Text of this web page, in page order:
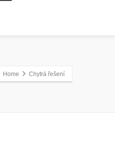
Home Chytrá řešení